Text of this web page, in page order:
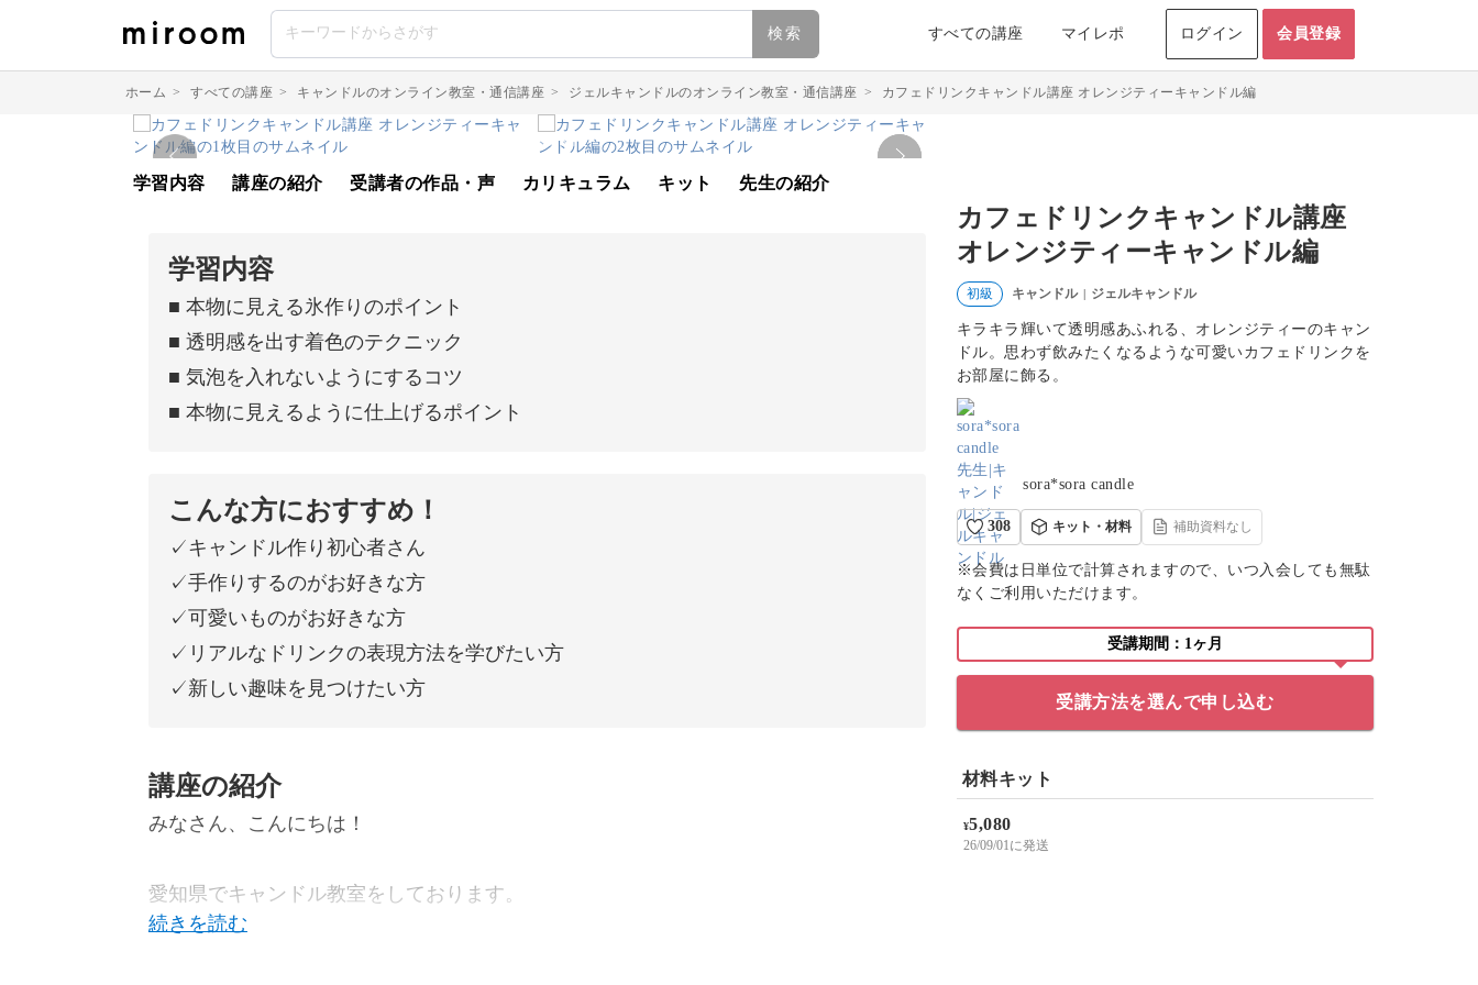
検索 すべての講座 マイレポ ログイン 会員登録
ホーム > すべての講座 > キャンドルのオンライン教室・通信講座 > ジェルキャンドルのオンライン教室・通信講座 > カフェドリンクキャンドル講座 オレンジティーキャンドル編
カフェドリンクキャンドル講座
オレンジティーキャンドル編
初級 キャンドル | ジェルキャンドル
キラキラ輝いて透明感あふれる、オレンジティーのキャン
ドル。思わず飲みたくなるような可愛いカフェドリンクを
お部屋に飾る。
sora*sora candle
308 キット・材料 補助資料なし
※会費は日単位で計算されますので、いつ入会しても無駄
なくご利用いただけます。
受講期間：1ヶ月
受講方法を選んで申し込む
材料キット
¥5,080
26/09/01に発送
学習内容 講座の紹介 受講者の作品・声 カリキュラム キット 先生の紹介
学習内容
■ 本物に見える氷作りのポイント
■ 透明感を出す着色のテクニック
■ 気泡を入れないようにするコツ
■ 本物に見えるように仕上げるポイント
こんな方におすすめ！
✓キャンドル作り初心者さん
✓手作りするのがお好きな方
✓可愛いものがお好きな方
✓リアルなドリンクの表現方法を学びたい方
✓新しい趣味を見つけたい方
講座の紹介
みなさん、こんにちは！
愛知県でキャンドル教室をしております。